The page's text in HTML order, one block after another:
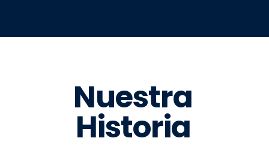
Nuestra
Historia